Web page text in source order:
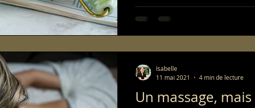
Un massage,
Isabelle
11 mai 2021
4 min de lecture